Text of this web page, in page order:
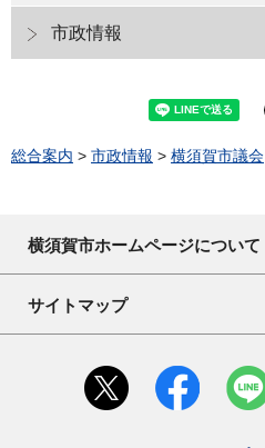
市政情報
総合案内 > 市政情報 > 横須賀市議会
横須賀市ホームページについて
サイトマップ